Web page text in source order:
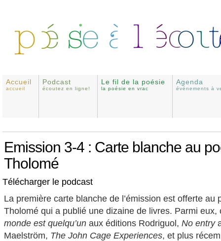
Accueil
accueil
Podcast
écoutez en ligne!
Le fil de la poésie
la poésie en vrac
Agenda
événements à
Emission 3-4 : Carte blanche au
Tholomé
Télécharger le podcast
La première carte blanche de l’émission est offerte au
Tholomé qui a publié une dizaine de livres. Parmi
monde est quelqu’un aux éditions Rodriguol, No entry
Maelström, The John Cage Experiences, et plus